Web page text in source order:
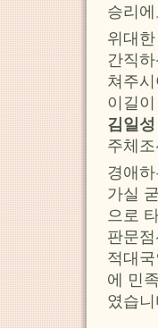
승리
위대
간직
쳐주
이길
김일성
주체
경애
가실
으로
판문
적대
에 민
였습